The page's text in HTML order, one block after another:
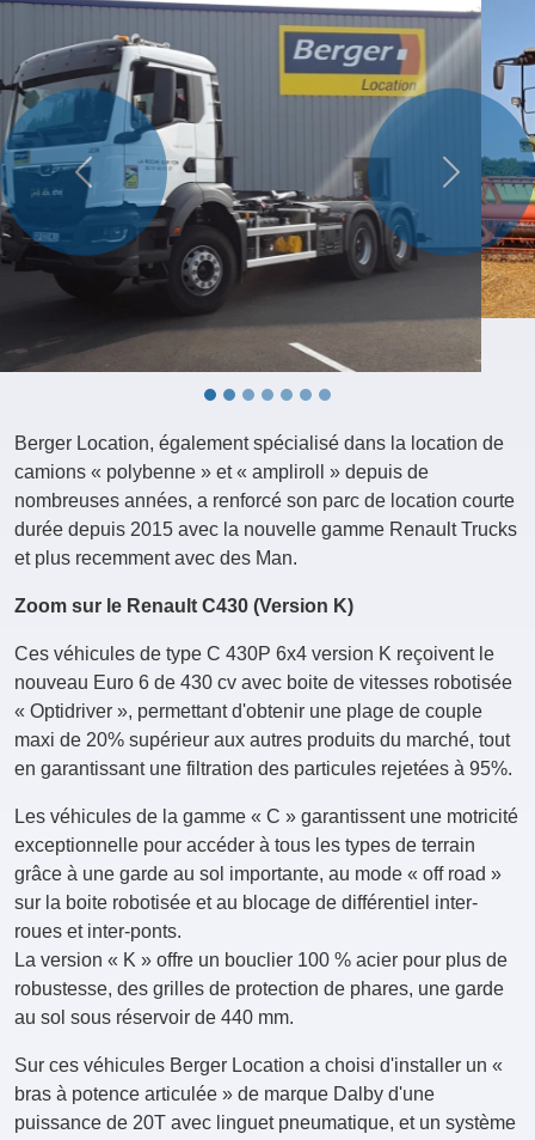
Précédent Suivant
Berger Location, également spécialisé dans la location de
camions « polybenne » et « ampliroll » depuis de
nombreuses années, a renforcé son parc de location courte
durée depuis 2015 avec la nouvelle gamme Renault Trucks
et plus recemment avec des Man.
Zoom sur le Renault C430 (Version K)
Ces véhicules de type C 430P 6x4 version K reçoivent le
nouveau Euro 6 de 430 cv avec boite de vitesses robotisée
« Optidriver », permettant d'obtenir une plage de couple
maxi de 20% supérieur aux autres produits du marché, tout
en garantissant une filtration des particules rejetées à 95%.
Les véhicules de la gamme « C » garantissent une motricité
exceptionnelle pour accéder à tous les types de terrain
grâce à une garde au sol importante, au mode « off road »
sur la boite robotisée et au blocage de différentiel inter-
roues et inter-ponts.
La version « K » offre un bouclier 100 % acier pour plus de
robustesse, des grilles de protection de phares, une garde
au sol sous réservoir de 440 mm.
Sur ces véhicules Berger Location a choisi d'installer un «
bras à potence articulée » de marque Dalby d'une
puissance de 20T avec linguet pneumatique, et un système